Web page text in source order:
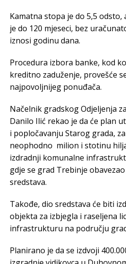
Kamatna stopa je do 5,5
je do 120 mjeseci, bez
iznosi godinu dana.
Procedura izbora banke, kod
kreditno zaduženje, provešće
najpovoljnijeg ponuđača.
Načelnik gradskog Odjeljenja
Danilo Ilić rekao je da će plan
i popločavanju Starog grada,
neophodno milion i stotinu
izdradnji komunalne
gdje se grad Trebinje
sredstava.
Takođe, dio sredstava će biti
objekta za izbjegla i raseljena
infrastrukturu na području
Planirano je da se izdvoji